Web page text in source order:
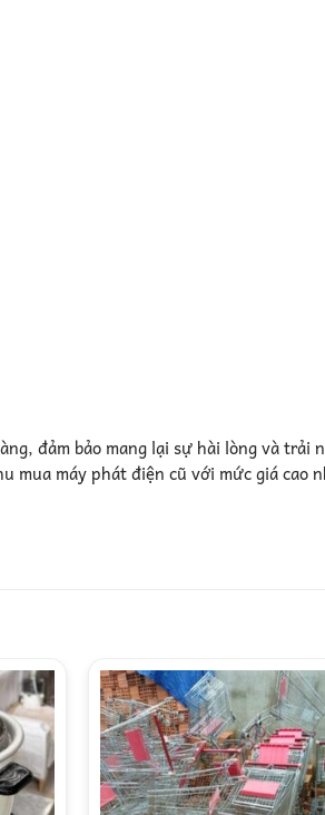
đảm bảo mang lại sự hài lòng và trải
máy phát điện cũ với mức giá cao